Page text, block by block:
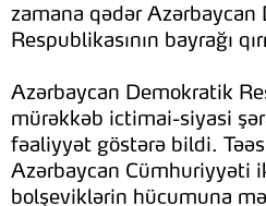
zamana qədər Azərbaycan
Respublikasının bayrağı
Azərbaycan Demokratik
mürəkkəb ictimai-siyasi
fəaliyyət göstərə bildi.
Azərbaycan Cümhuriyyəti
bolşeviklərin hücumuna